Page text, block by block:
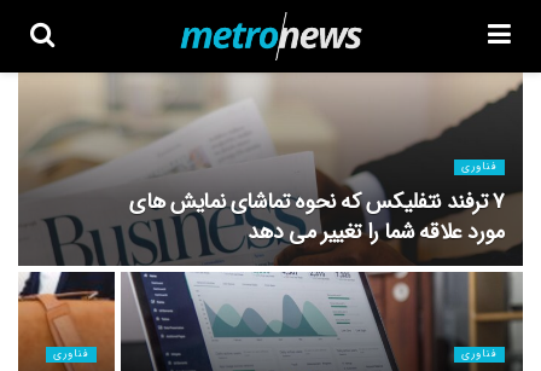
فناوری
۷ ترفند نتفلیکس که نحوه تماشای نمایش های
مورد علاقه شما را تغییر می دهد
فناوری فناوری